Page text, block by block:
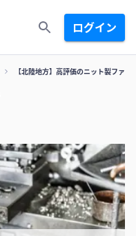
ログイン
【北陸地⽅】⾼評価のニット製ファ